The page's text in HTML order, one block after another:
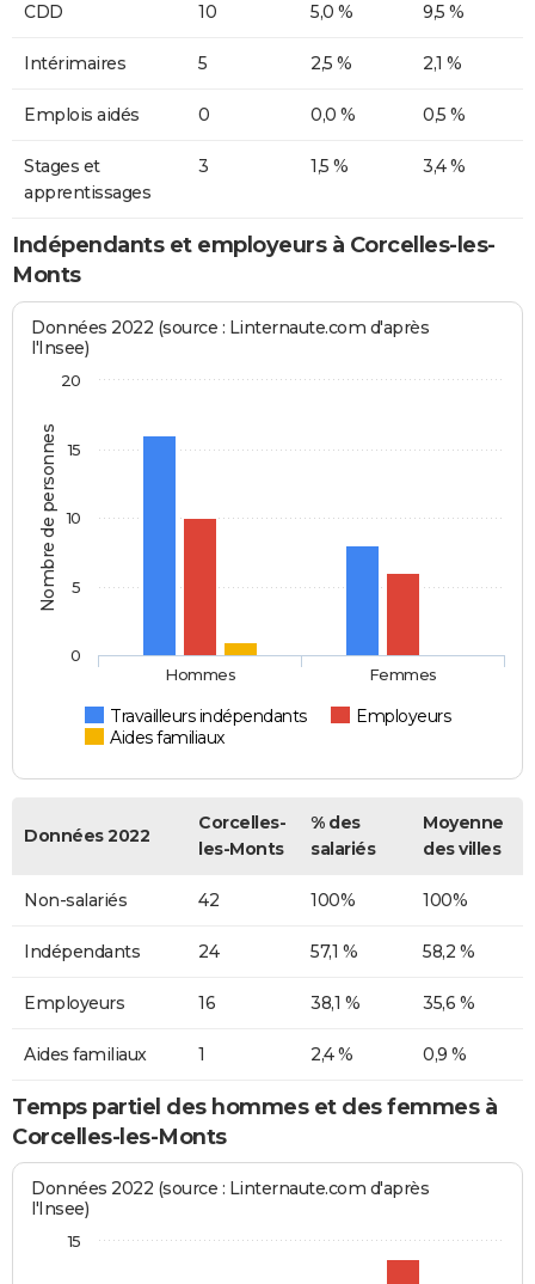
CDD 10 5,0 % 9,5 %
Intérimaires 5 2,5 % 2,1 %
Emplois aidés 0 0,0 % 0,5 %
Stages et
apprentissages
3 1,5 % 3,4 %
Indépendants et employeurs à Corcelles-les-
Monts
Nombre de personnes
Données 2022 (source : Linternaute.com d'après
l'Insee)
Travailleurs indépendants
Employeurs
Aides familiaux
Hommes Femmes
0
5
10
15
20
Données 2022
Corcelles-
les-Monts
% des
salariés
Moyenne
des villes
Non-salariés 42 100% 100%
Indépendants 24 57,1 % 58,2 %
Employeurs 16 38,1 % 35,6 %
Aides familiaux 1 2,4 % 0,9 %
Temps partiel des hommes et des femmes à
Corcelles-les-Monts
Données 2022 (source : Linternaute.com d'après
l'Insee)
15